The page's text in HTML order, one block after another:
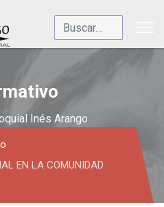
Buscar
Inés Arango
EN LA COMUNIDAD